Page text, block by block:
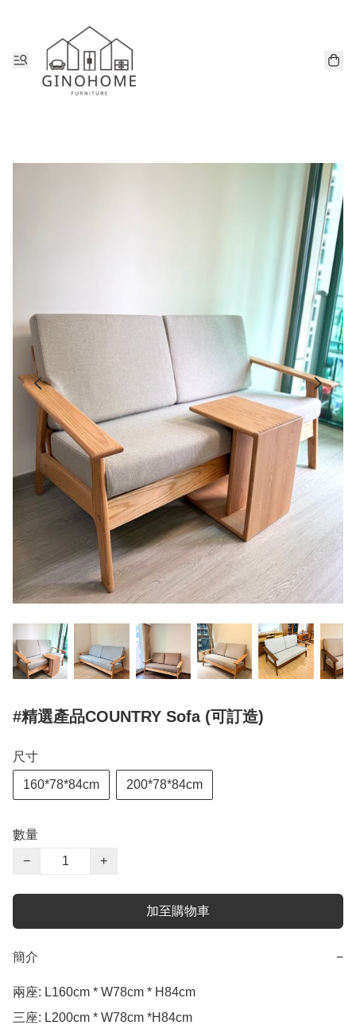
#精選產品COUNTRY Sofa (可訂造)
尺寸
160*78*84cm 200*78*84cm
數量
−
+
加至購物車
簡介 −
兩座: L160cm * W78cm * H84cm
三座: L200cm * W78cm *H84cm